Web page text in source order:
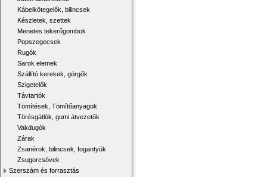
Kábelkötegelők, bilincsek
Készletek, szettek
Menetes tekerőgombok
Popszegecsek
Rugók
Sarok elemek
Szállító kerekek, görgők
Szigetelők
Távtartók
Tömítések, Tömítőanyagok
Törésgátlók, gumi átvezetők
Vakdugók
Zárak
Zsanérok, bilincsek, fogantyúk
Zsugorcsövek
Szerszám és forrasztás